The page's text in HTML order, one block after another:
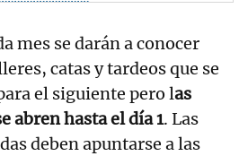
mes se darán a conocer
catas y tardeos que se
el siguiente pero las
abren hasta el día 1. Las
deben apuntarse a las